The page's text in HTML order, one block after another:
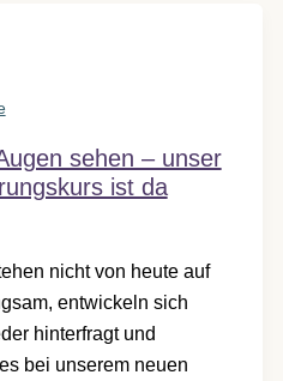
sehen – unser
ist da
nicht von heute auf
entwickeln sich
hinterfragt und
bei unserem neuen